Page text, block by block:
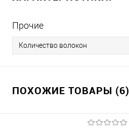
Прочие
Количество волокон
ПОХОЖИЕ ТОВАРЫ (6)